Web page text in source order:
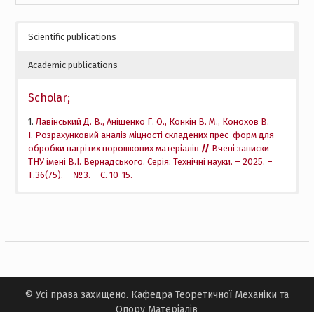
Scientific publications
Academic publications
Scholar;
1. Лавінський Д. В., Аніщенко Г. О., Конкін В. М., Конохов В.
І. Розрахунковий аналіз міцності складених прес-форм для
обробки нагрітих порошкових матеріалів // Вчені записки
ТНУ імені В.І. Вернадського. Серія: Технічні науки. – 2025. –
Т.36(75). – №3. – С. 10-15.
© Усі права захищено. Кафедра Теоретичної Механiки та
Опору Матеріалів